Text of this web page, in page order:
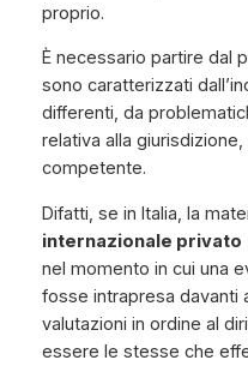
proprio.
È necessario partire dal
sono caratterizzati
differenti, da
relativa alla
competente.
Difatti, se in Italia, la
internazionale privato
nel momento in cui una
fosse intrapresa davanti
valutazioni in ordine al
essere le stesse che